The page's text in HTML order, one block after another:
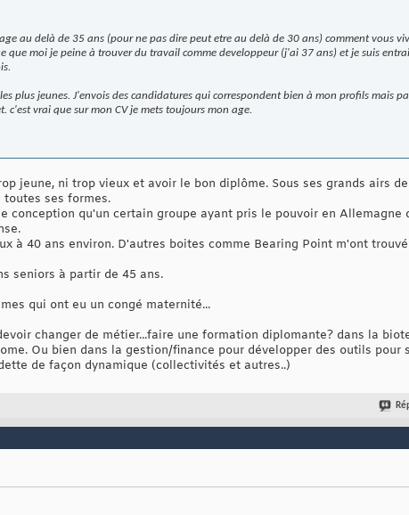
au delà de 35 ans (pour ne pas dire peut etre au delà de 30 ans) comment vous
que moi je peine à trouver du travail comme developpeur (j'ai 37 ans) et je suis
plus jeunes. J'envois des candidatures qui correspondent bien à mon profils mais
c'est vrai que sur mon CV je mets toujours mon age.
jeune, ni trop vieux et avoir le bon diplôme. Sous ses grands airs
ses formes.
conception qu'un certain groupe ayant pris le pouvoir en Allemagne
à 40 ans environ. D'autres boites comme Bearing Point m'ont
seniors à partir de 45 ans.
qui ont eu un congé maternité...
changer de métier...faire une formation diplomante? dans la
Ou bien dans la gestion/finance pour développer des outils pour
de façon dynamique (collectivités et autres..)